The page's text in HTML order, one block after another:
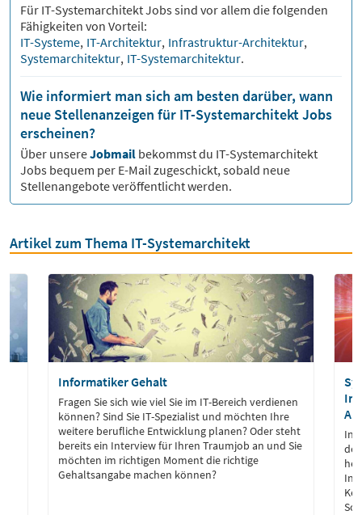
Für IT-SystemarchitektJobs sind vor allem die folgenden
Fähigkeiten von Vorteil:
IT-Systeme, IT-Architektur, Infrastruktur-Architektur,
Systemarchitektur, IT-Systemarchitektur.
Wie informiert man sich am besten darüber, wann
neue Stellenanzeigen für IT-Systemarchitekt Jobs
erscheinen?
Über unsereJobmail bekommst du IT-Systemarchitekt
Jobs bequem per E-Mail zugeschickt, sobald neue
Stellenangebote veröffentlicht werden.
Artikel zum Thema IT-Systemarchitekt
Informatiker Gehalt
Fragen Sie sich wie viel Sie im IT-Bereich verdienen
können? Sind Sie IT-Spezialist und möchten Ihre
weitere berufliche Entwicklung planen? Oder steht
bereits ein Interview für Ihren Traumjob an und Sie
möchten im richtigen Moment die richtige
Gehaltsangabe machen können?
In